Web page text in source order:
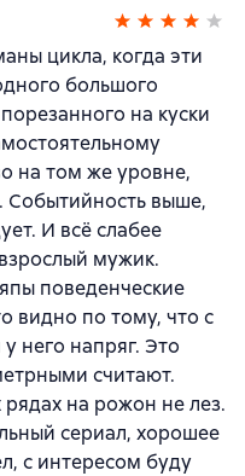
цикла, когда эти
большого
на куски
на том же уровне,
Событийность выше,
И всё слабее
мужик.
поведенческие
видно по тому, что с
него напряг. Это
считают.
на рожон не лез.
сериал, хорошее
с интересом буду